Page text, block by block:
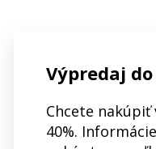
Výpredaj
Chcete nakúpiť
40%.